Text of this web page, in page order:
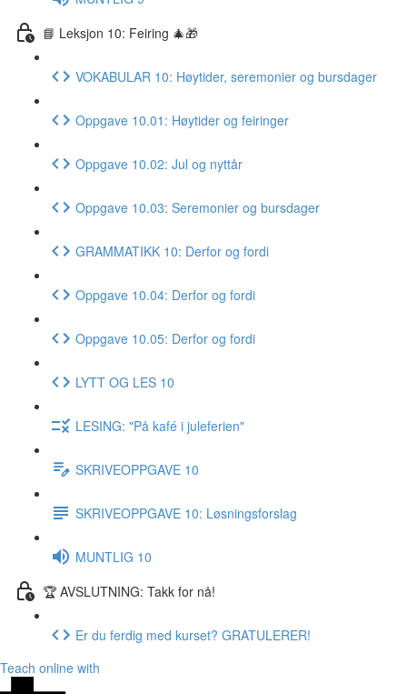
📘 Leksjon 10: Feiring 🎄🎁
VOKABULAR 10: Høytider, seremonier og bursdager
Oppgave 10.01: Høytider og feiringer
Oppgave 10.02: Jul og nyttår
Oppgave 10.03: Seremonier og bursdager
GRAMMATIKK 10: Derfor og fordi
Oppgave 10.04: Derfor og fordi
Oppgave 10.05: Derfor og fordi
LYTT OG LES 10
LESING: "På kafé i juleferien"
SKRIVEOPPGAVE 10
SKRIVEOPPGAVE 10: Løsningsforslag
MUNTLIG 10
🏆 AVSLUTNING: Takk for nå!
Er du ferdig med kurset? GRATULERER!
Teach online with